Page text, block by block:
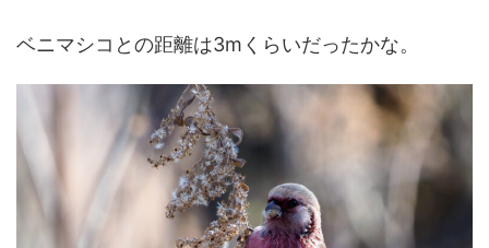
ベニマシコとの距離は3mくらいだったかな。